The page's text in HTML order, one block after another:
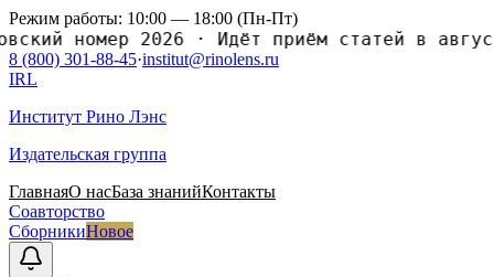
Режим работы: 10:00 — 18:00 (Пн-Пт)
номер 2026·Идёт приём статей в
8 (800) 301-88-45·institut@rinolens.ru
IRL
Институт Рино Лэнс
Издательская группа
ГлавнаяО насБаза знанийКонтакты
Соавторство
СборникиНовое